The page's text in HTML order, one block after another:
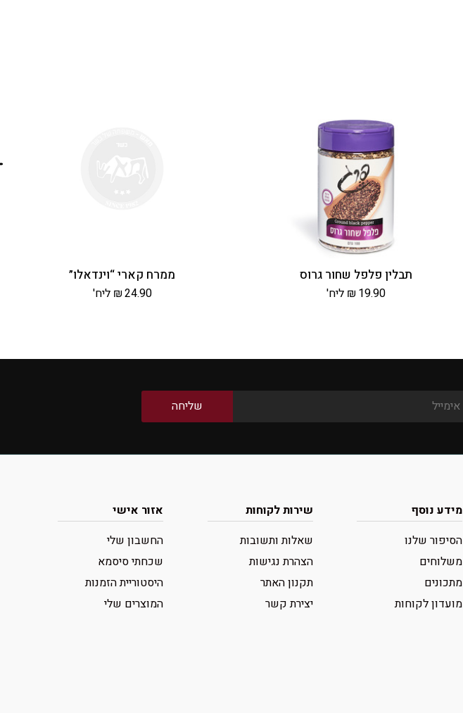
תבלין פלפל שחור גרוס
₪ 19.90 ליח'
ממרח קארי “וינדאלו”
₪24.90 ליח'
מידע נוסף
הסיפור שלנו
משלוחים
מתכונים
מועדון לקוחות
שירות לקוחות
שאלות ותשובות
הצהרת נגישות
תקנון האתר
יצירת קשר
אזור אישי
החשבון שלי
שכחתי סיסמא
היסטוריית הזמנות
המוצרים שלי